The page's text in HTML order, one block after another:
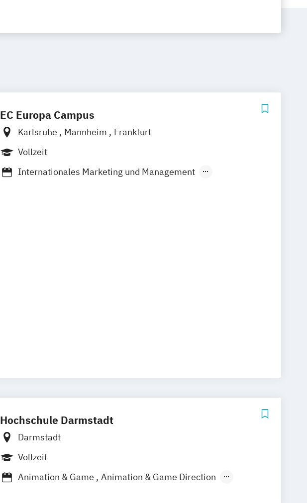
EC Europa Campus
Karlsruhe Mannheim
Frankfurt
Vollzeit
Internationales Marketing und Management
Hochschule Darmstadt
Darmstadt
Vollzeit
Animation & Game
Animation & Game Direction